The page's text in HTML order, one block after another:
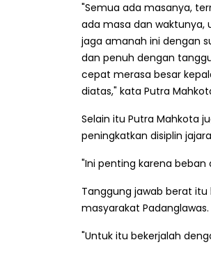
"Semua ada masanya,
ada masa dan waktunya,
jaga amanah ini dengan
dan penuh dengan
cepat merasa besar
diatas," kata Putra
Selain itu Putra Mahkota
peningkatkan disiplin
"Ini penting karena
Tanggung jawab berat
masyarakat Padanglawas.
"Untuk itu bekerjalah